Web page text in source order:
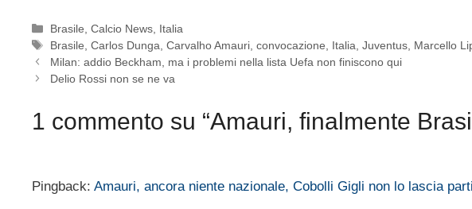
Categorie
Brasile ,Calcio News Italia
Tag
Brasile ,Carlos Dunga ,Carvalho Amauri ,convocazione Italia ,Juventus Marcello
Milan: addio Beckham, ma i problemi nella lista Uefa non finiscono qui
Delio Rossi non se ne va
1 commento su “Amauri, finalmente
Pingback: Amauri, ancora niente nazionale, Cobolli Gigli non lo lascia